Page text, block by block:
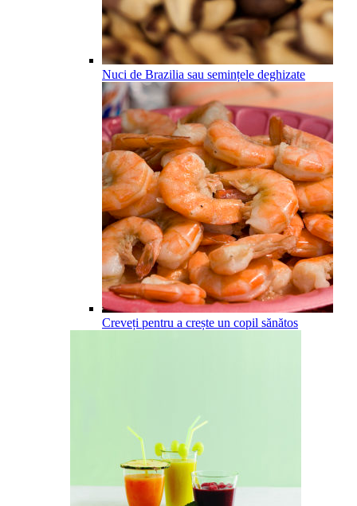
Nuci de Brazilia sau semințele deghizate
Creveți pentru a crește un copil sănătos